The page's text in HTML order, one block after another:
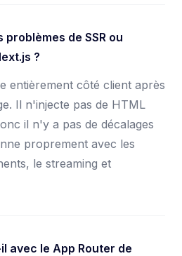
de SSR ou
?
entièrement côté client après
Il n'injecte pas de HTML
il n'y a pas de décalages
proprement avec les
le streaming et
avec le App Router de